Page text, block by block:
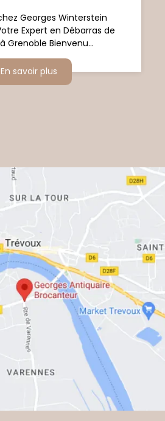
Georges Winterstein
Expert en Débarras de
Grenoble Bienvenu...
En savoir plus